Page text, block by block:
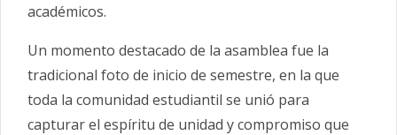
académicos.
Un momento destacado de la asamblea fue la
tradicional foto de inicio de semestre, en la que
toda la comunidad estudiantil se unió para
capturar el espíritu de unidad y compromiso que